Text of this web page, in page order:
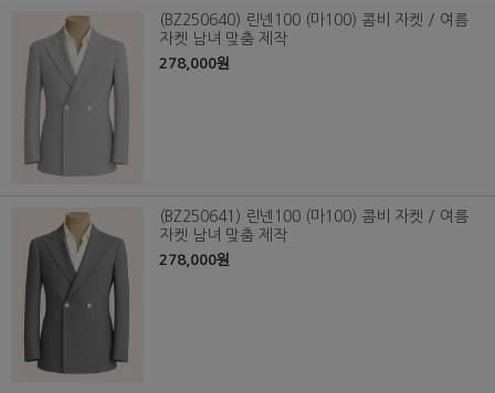
(BZ250640) 린넨100 (마100) 콤비 자켓 / 여름
자켓 남녀 맞춤 제작
278,000원
(BZ250641) 린넨100 (마100) 콤비 자켓 / 여름
자켓 남녀 맞춤 제작
278,000원